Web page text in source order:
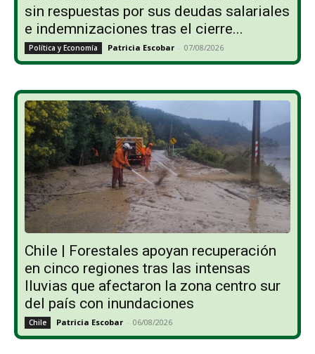
sin respuestas por sus deudas salariales
e indemnizaciones tras el cierre...
Política y Economía Patricia Escobar - 07/08/2026
Chile | Forestales apoyan recuperación
en cinco regiones tras las intensas
lluvias que afectaron la zona centro sur
del país con inundaciones
Chile Patricia Escobar - 06/08/2026